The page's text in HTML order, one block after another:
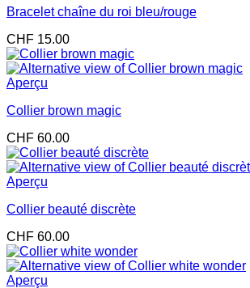
Bracelet chaîne du roi bleu/rouge
CHF 15.00
Aperçu
Collier brown magic
CHF 60.00
Aperçu
Collier beauté discrète
CHF 60.00
Aperçu